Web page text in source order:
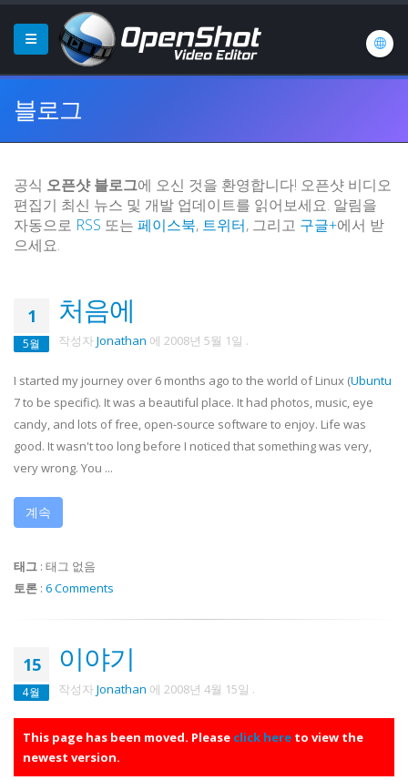
블로그
공식 오픈샷 블로그에 오신 것을 환영합니다! 오픈샷 비디오
편집기 최신 뉴스 및 개발 업데이트를 읽어보세요. 알림을
자동으로 RSS 또는 페이스북, 트위터, 그리고 구글+에서 받
으세요.
1
5월
처음에
작성자Jonathan 에 2008년 5월 1일 .
I started my journey over 6 months ago to the world of Linux (Ubuntu
7 to be specific). It was a beautiful place. It had photos, music, eye
candy, and lots of free, open-source software to enjoy. Life was
good. It wasn't too long before I noticed that something was very,
very wrong. You ...
계속
태그 : 태그 없음
토론 : 6 Comments
15
4월
이야기
작성자Jonathan 에 2008년 4월 15일 .
This page has been moved. Please click here to view the
newest version.